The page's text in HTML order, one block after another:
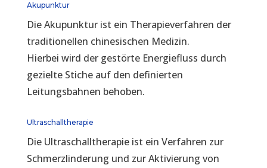
Akupunktur
Die Akupunktur ist ein Therapieverfahren der
traditionellen chinesischen Medizin.
Hierbei wird der gestörte Energiefluss durch
gezielte Stiche auf den definierten
Leitungsbahnen behoben.
Ultraschalltherapie
Die Ultraschalltherapie ist ein Verfahren zur
Schmerzlinderung und zur Aktivierung von